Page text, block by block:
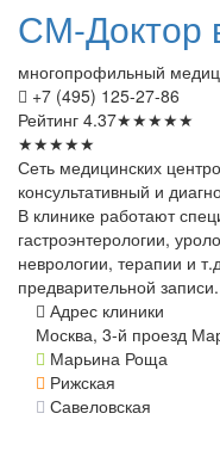
СМ-Доктор
многопрофильный
+7 (495) 125-27-86
Рейтинг 4.37★★★★★
★★★★★
Сеть медицинских
консультативный и
В клинике работают
гастроэнтерологии,
неврологии, терапии и
предварительной записи.
Адрес клиники
Москва, 3-й проезд
Марьина Роща
Рижская
Савеловская